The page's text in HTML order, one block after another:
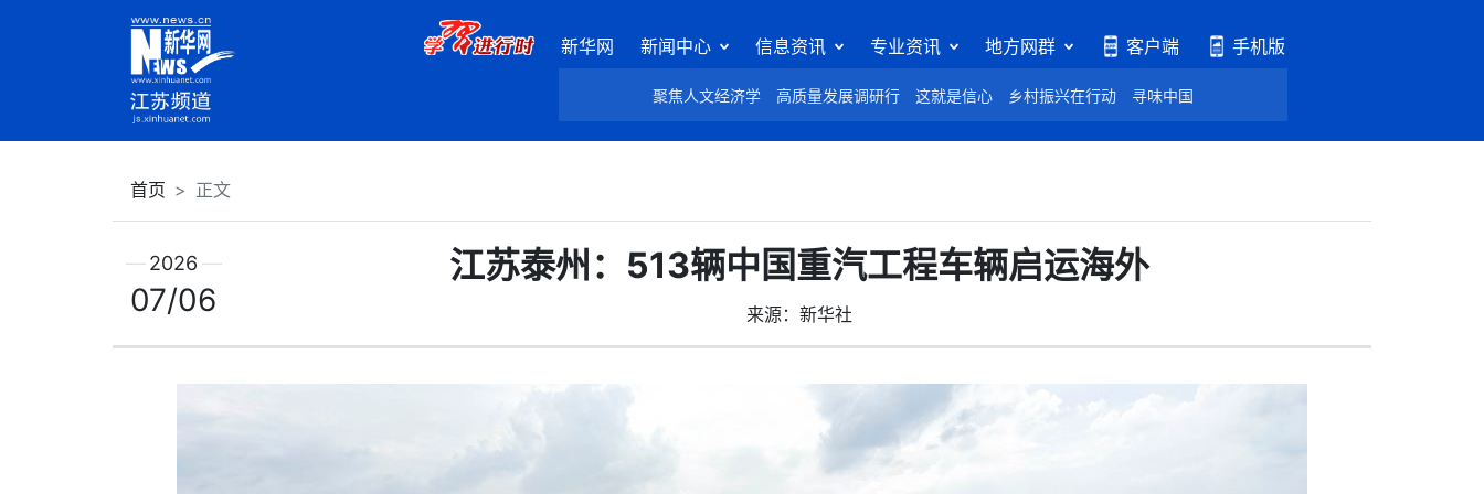
新华网 新闻中心 信息资讯 专业资讯 地方网群 客户端 手机版
聚焦人文经济学 高质量发展调研行 这就是信心 乡村振兴在行动 寻味中国
首页 正文
江苏泰州：513辆中国重汽工程车辆启运海外
来源：新华社
2026
07/06